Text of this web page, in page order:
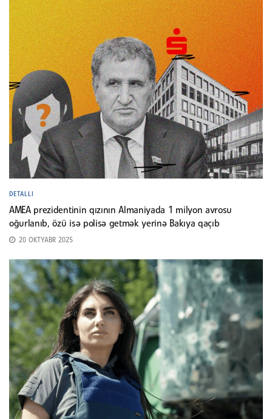
DETALLI
AMEA prezidentinin qızının Almaniyada 1 milyon avrosu
oğurlanıb, özü isə polisə getmək yerinə Bakıya qaçıb
20 OKTYABR 2025